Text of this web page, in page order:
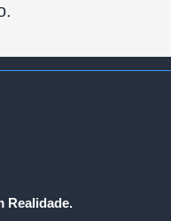
Realidade.